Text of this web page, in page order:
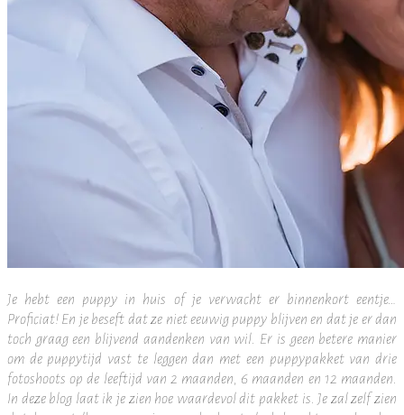
Je hebt een puppy in huis of je verwacht er binnenkort eentje…
Proficiat! En je beseft dat ze niet eeuwig puppy blijven en dat je er dan
toch graag een blijvend aandenken van wil. Er is geen betere manier
om de puppytijd vast te leggen dan met een puppypakket van drie
fotoshoots op de leeftijd van 2 maanden, 6 maanden en 12 maanden.
In deze blog laat ik je zien hoe waardevol dit pakket is. Je zal zelf zien